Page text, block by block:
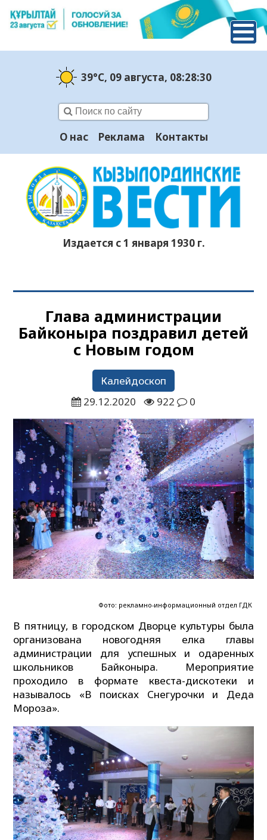
39°C, 09 августа, 08:28:31
О нас Реклама Контакты
Издается с 1 января 1930 г.
Глава администрации
Байконыра поздравил детей
с Новым годом
Калейдоскоп
29.12.2020
922 0
Фото: рекламно-информационный отдел ГДК
В пятницу, в городском Дворце культуры была
организована новогодняя елка главы
администрации для успешных и одаренных
школьников Байконыра. Мероприятие
проходило в формате квеста-дискотеки и
называлось «В поисках Снегурочки и Деда
Мороза».